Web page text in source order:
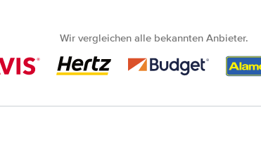
Wir vergleichen alle bekannten Anbieter.